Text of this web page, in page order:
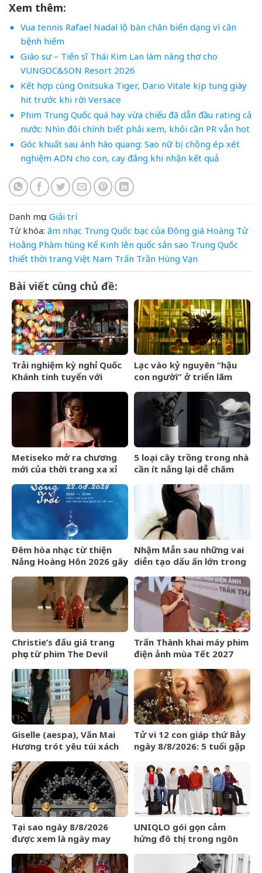
Xem thêm:
Vua tennis Rafael Nadal lộ bàn chân biến dạng vì căn
bệnh hiếm
Giáo sư – Tiến sĩ Thái Kim Lan làm nàng thơ cho
VUNGOC&SON Resort 2026
Kết hợp cùng Onitsuka Tiger, Dario Vitale kịp tung giày
hit trước khi rời Versace
Phim Trung Quốc quá hay vừa chiếu đã dẫn đầu rating cả
nước: Nhìn đôi chính biết phải xem, khỏi cần PR vẫn hot
Góc khuất sau ánh hào quang: Sao nữ bị chồng ép xét
nghiệm ADN cho con, cay đắng khi nhận kết quả
Danh mục: Giải trí
Từ khóa: âm nhạc Trung Quốc bạc của Đông giá Hoàng Tử
Hoằng Phàm hùng Kể Kinh lên quốc sản sao Trung Quốc
thiết thời trang Việt Nam Trấn Trần Hùng Vạn
Bài viết cùng chủ đề:
Trải nghiệm kỳ nghỉ Quốc
Khánh tinh tuyển với
Lạc vào kỷ nguyên “hậu
con người” ở triển lãm
Chit Chítt
Metiseko mở ra chương
mới của thời trang xa xỉ
5 loại cây trồng trong nhà
cần ít nắng lại dễ chăm
Đêm hòa nhạc từ thiện
Nắng Hoàng Hôn 2026 gây
thận nhân tạo
Nhậm Mẫn sau những vai
diễn tạo dấu ấn lớn trong
Christie’s đấu giá trang
phục từ phim The Devil
Trấn Thành khai máy phim
điện ảnh mùa Tết 2027
Giselle (aespa), Văn Mai
Hương trót yêu túi xách
Tử vi 12 con giáp thứ Bảy
ngày 8/8/2026: 5 tuổi gặp
Tại sao ngày 8/8/2026
được xem là ngày may
UNIQLO gói gọn cảm
hứng đô thị trong ngôn
tập Thu Đông 2026